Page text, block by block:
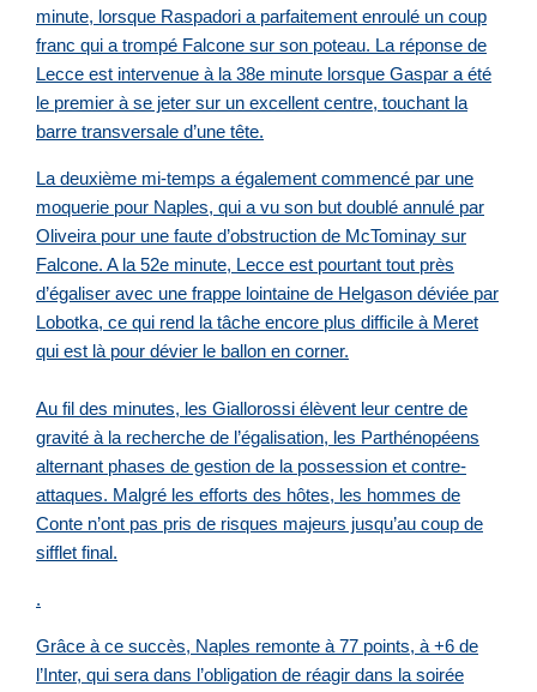
minute, lorsque Raspadori a parfaitement enroulé un coup
franc qui a trompé Falcone sur son poteau. La réponse de
Lecce est intervenue à la 38e minute lorsque Gaspar a été
le premier à se jeter sur un excellent centre, touchant la
barre transversale d’une tête.
La deuxième mi-temps a également commencé par une
moquerie pour Naples, qui a vu son but doublé annulé par
Oliveira pour une faute d’obstruction de McTominay sur
Falcone. A la 52e minute, Lecce est pourtant tout près
d’égaliser avec une frappe lointaine de Helgason déviée par
Lobotka, ce qui rend la tâche encore plus difficile à Meret
qui est là pour dévier le ballon en corner.
Au fil des minutes, les Giallorossi élèvent leur centre de
gravité à la recherche de l’égalisation, les Parthénopéens
alternant phases de gestion de la possession et contre-
attaques. Malgré les efforts des hôtes, les hommes de
Conte n’ont pas pris de risques majeurs jusqu’au coup de
sifflet final.
.
Grâce à ce succès, Naples remonte à 77 points, à +6 de
l’Inter, qui sera dans l’obligation de réagir dans la soirée